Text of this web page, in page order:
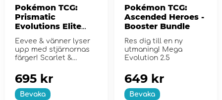
Pokémon TCG:
Prismatic
Evolutions Elite
Eevee & vänner lyser
upp med stjärnornas
färger! Scarlet &
Bevaka
695 kr
Pokémon TCG:
Ascended Heroes -
Booster Bundle
Res dig till en ny
utmaning! Mega
Evolution 2.5
Bevaka
649 kr